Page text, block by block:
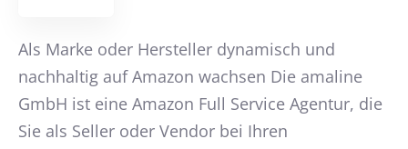
Als Marke oder Hersteller dynamisch und
nachhaltig auf Amazon wachsen Die amaline
GmbH ist eine Amazon Full Service Agentur, die
Sie als Seller oder Vendor bei Ihren